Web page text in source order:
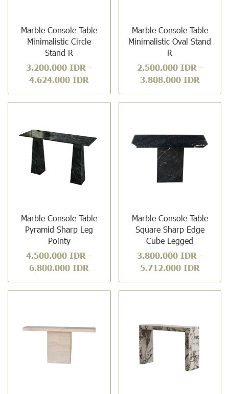
Marble Console Table
Minimalistic Circle
Stand R
3.200.000 IDR -
4.624.000 IDR
Marble Console Table
Minimalistic Oval Stand
R
2.500.000 IDR -
3.808.000 IDR
Marble Console Table
Pyramid Sharp Leg
Pointy
4.500.000 IDR -
6.800.000 IDR
Marble Console Table
Square Sharp Edge
Cube Legged
3.800.000 IDR -
5.712.000 IDR